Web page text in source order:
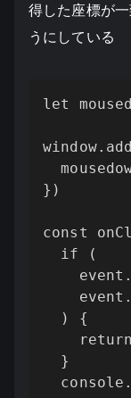
得した座標が
うにしている
let
})
const
  if (
  ) {
    return
  }